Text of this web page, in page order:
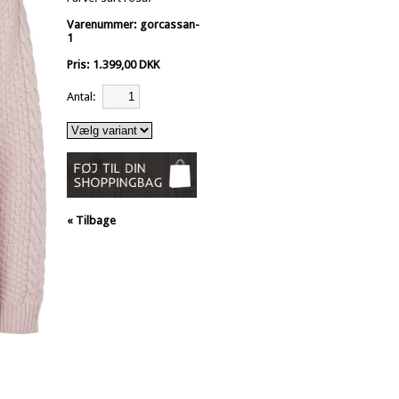
Varenummer: gorcassan-
1
Pris: 1.399,00 DKK
Antal:
« Tilbage